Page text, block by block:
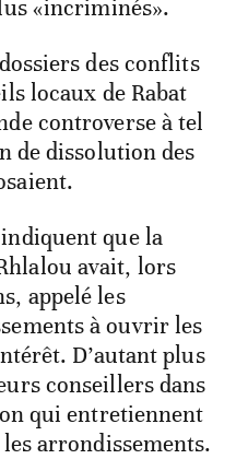
«incriminés».
des conflits
locaux de Rabat
controverse à tel
de dissolution des
que la
avait, lors
appelé les
à ouvrir les
D’autant plus
conseillers dans
qui entretiennent
arrondissements.